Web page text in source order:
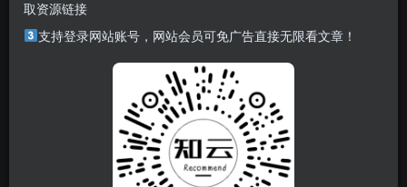
软件介绍
手搓Windows11金玉满堂魔改版，所有的图标文件几乎都是
AI绘画，个人用着还是挺舒服的。有个好的寓意，祝福大家
2026年财源滚滚，日进斗金。
取资源链接
支持登录网站账号，网站会员可免广告直接无限看文章！